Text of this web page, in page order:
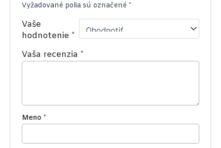
Vyžadované polia sú označené*
Vaše
hodnotenie *
Vaša recenzia *
Meno*